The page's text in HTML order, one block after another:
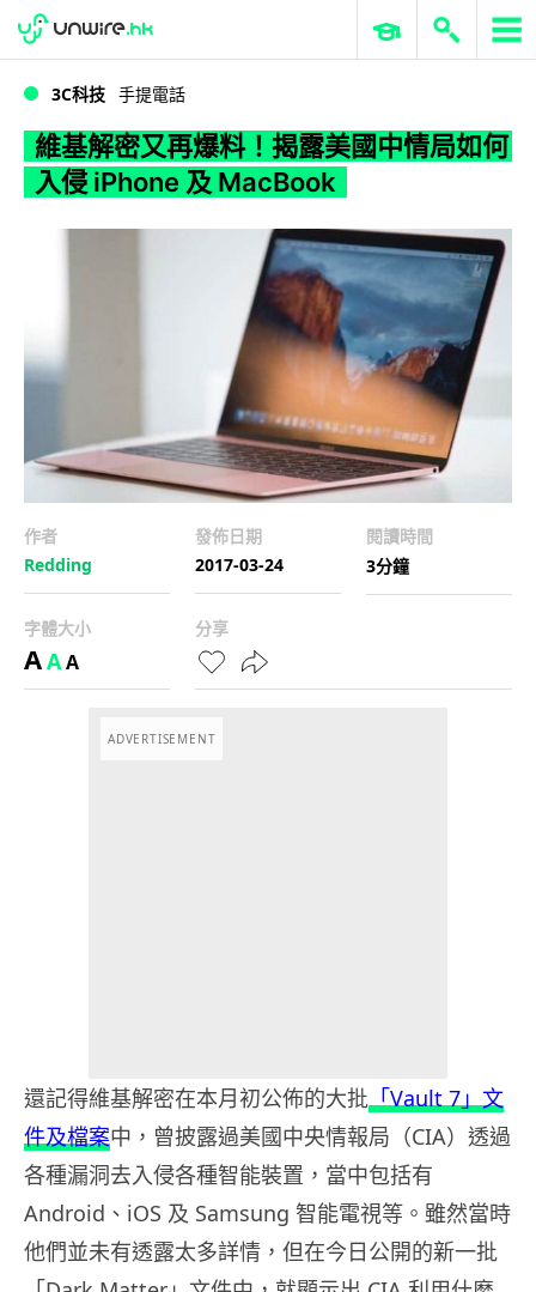
WWDC 2026 ERP 與商業 AI
3C科技 手提電話
維基解密又再爆料！揭露美國中情局如何
入侵 iPhone 及 MacBook
作者
Redding
發佈日期
2017-03-24
閱讀時間
3分鐘
字體大小
AAA
分享
ADVERTISEMENT
還記得維基解密在本月初公佈的大批「Vault 7」文
件及檔案中，曾披露過美國中央情報局（CIA）透過
各種漏洞去入侵各種智能裝置，當中包括有
Android、iOS 及 Samsung 智能電視等。雖然當時
他們並未有透露太多詳情，但在今日公開的新一批